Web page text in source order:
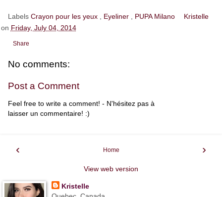
Labels Crayon pour les yeux Eyeliner PUPA Milano
Kristelle
on Friday, July 04, 2014
Share
No comments:
Post a Comment
Feel free to write a comment! - N'hésitez pas à
laisser un commentaire! :)
‹ ›
Home
View web version
Kristelle